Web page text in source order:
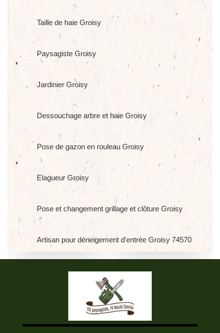
Taille de haie Groisy
Paysagiste Groisy
Jardinier Groisy
Dessouchage arbre et haie Groisy
Pose de gazon en rouleau Groisy
Elagueur Groisy
Pose et changement grillage et clôture Groisy
Artisan pour déneigement d'entrée Groisy 74570